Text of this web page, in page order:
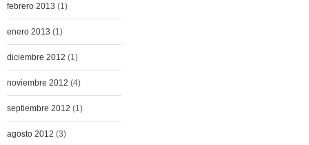
febrero 2013 (1)
enero 2013 (1)
diciembre 2012 (1)
noviembre 2012 (4)
septiembre 2012 (1)
agosto 2012 (3)